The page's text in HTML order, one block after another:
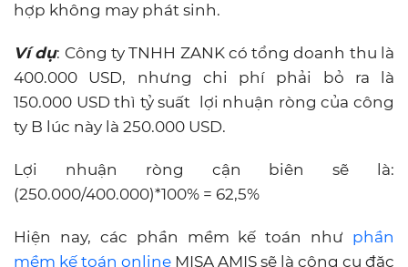
hợp không may phát sinh.
Ví dụ: Công ty TNHH ZANK có tổng doanh thu là
400.000 USD, nhưng chi phí phải bỏ ra là
150.000 USD thì tỷ suất lợi nhuận ròng của công
ty B lúc này là 250.000 USD.
Lợi nhuận ròng cận biên sẽ là:
(250.000/400.000)*100% = 62,5%
Hiện nay, các phần mềm kế toán như phần
mềm kế toán online MISA AMIS sẽ là công cụ đặc